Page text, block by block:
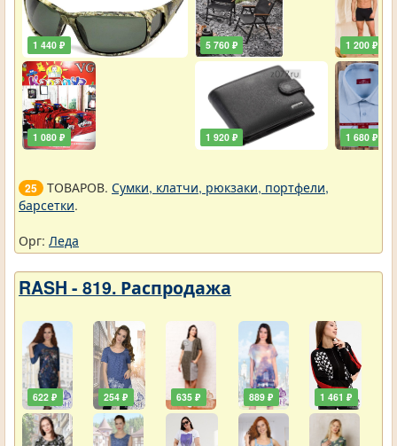
1 440 ₽
1 080 ₽
5 760 ₽
1 920 ₽
1 200 ₽
1 680 ₽
25 ТОВАРОВ. Сумки, клатчи, рюкзаки, портфели,
барсетки.
Орг: Леда
RASH - 819. Распродажа
622 ₽ 254 ₽ 635 ₽ 889 ₽ 1 461 ₽